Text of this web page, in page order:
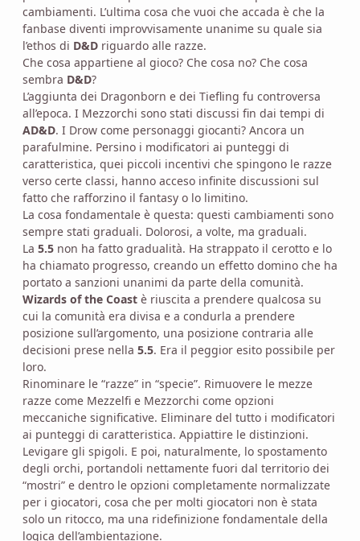
cambiamenti. L’ultima cosa che vuoi che accada è che la
fanbase diventi improvvisamente unanime su quale sia
l’ethos di D&D riguardo alle razze.
Che cosa appartiene al gioco? Che cosa no? Che cosa
sembra D&D?
L’aggiunta dei Dragonborn e dei Tiefling fu controversa
all’epoca. I Mezzorchi sono stati discussi fin dai tempi di
AD&D. I Drow come personaggi giocanti? Ancora un
parafulmine. Persino i modificatori ai punteggi di
caratteristica, quei piccoli incentivi che spingono le razze
verso certe classi, hanno acceso infinite discussioni sul
fatto che rafforzino il fantasy o lo limitino.
La cosa fondamentale è questa: questi cambiamenti sono
sempre stati graduali. Dolorosi, a volte, ma graduali.
La 5.5 non ha fatto gradualità. Ha strappato il cerotto e lo
ha chiamato progresso, creando un effetto domino che ha
portato a sanzioni unanimi da parte della comunità.
Wizards of the Coast è riuscita a prendere qualcosa su
cui la comunità era divisa e a condurla a prendere
posizione sull’argomento, una posizione contraria alle
decisioni prese nella 5.5. Era il peggior esito possibile per
loro.
Rinominare le “razze” in “specie”. Rimuovere le mezze
razze come Mezzelfi e Mezzorchi come opzioni
meccaniche significative. Eliminare del tutto i modificatori
ai punteggi di caratteristica. Appiattire le distinzioni.
Levigare gli spigoli. E poi, naturalmente, lo spostamento
degli orchi, portandoli nettamente fuori dal territorio dei
“mostri” e dentro le opzioni completamente normalizzate
per i giocatori, cosa che per molti giocatori non è stata
solo un ritocco, ma una ridefinizione fondamentale della
logica dell’ambientazione.